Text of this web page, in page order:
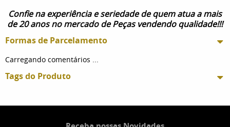
Confie na experiência e seriedade de quem atua a mais
de 20 anos no mercado de Peças vendendo qualidade!!!
Formas de Parcelamento
Carregando comentários ...
Tags do Produto